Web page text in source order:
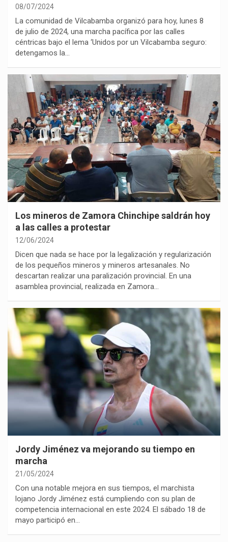
08/07/2024
La comunidad de Vilcabamba organizó para hoy, lunes 8
de julio de 2024, una marcha pacífica por las calles
céntricas bajo el lema ‘Unidos por un Vilcabamba seguro:
detengamos la…
Los mineros de Zamora Chinchipe saldrán hoy
a las calles a protestar
12/06/2024
Dicen que nada se hace por la legalización y regularización
de los pequeños mineros y mineros artesanales. No
descartan realizar una paralización provincial. En una
asamblea provincial, realizada en Zamora…
Jordy Jiménez va mejorando su tiempo en
marcha
21/05/2024
Con una notable mejora en sus tiempos, el marchista
lojano Jordy Jiménez está cumpliendo con su plan de
competencia internacional en este 2024. El sábado 18 de
mayo participó en…